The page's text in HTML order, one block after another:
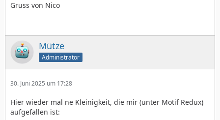
Gruss von Nico
Mütze
Administrator
30. Juni 2025 um 17:28
Hier wieder mal ne Kleinigkeit, die mir (unter Motif Redux)
aufgefallen ist: